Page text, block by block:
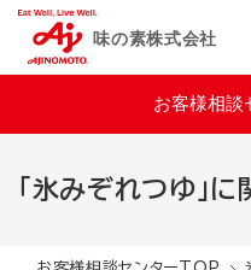
味の素株式会社
お客様相談
「氷みぞれつゆ」